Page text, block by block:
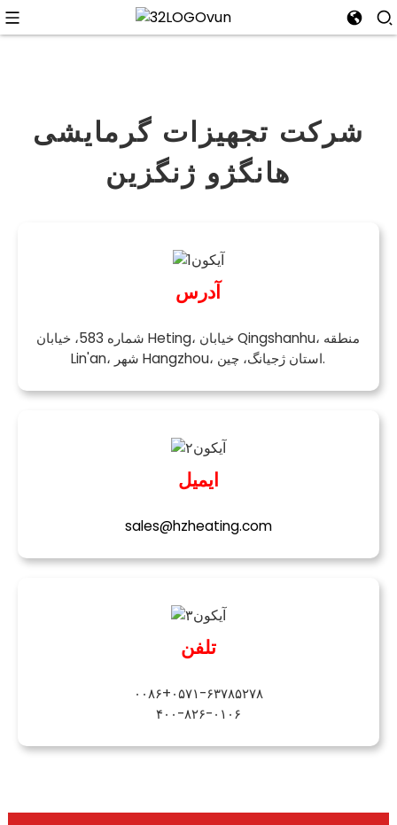
شرکت تجهیزات گرمایشی
هانگژو ژنگزین
آدرس
شماره 583، خیابان Heting، خیابان Qingshanhu، منطقه
Lin'an، شهر Hangzhou، استان ژجیانگ، چین.
ایمیل
sales@hzheating.com
تلفن
۰۰۸۶+۰۵۷۱-۶۳۷۸۵۲۷۸
۴۰۰-۸۲۶-۰۱۰۶